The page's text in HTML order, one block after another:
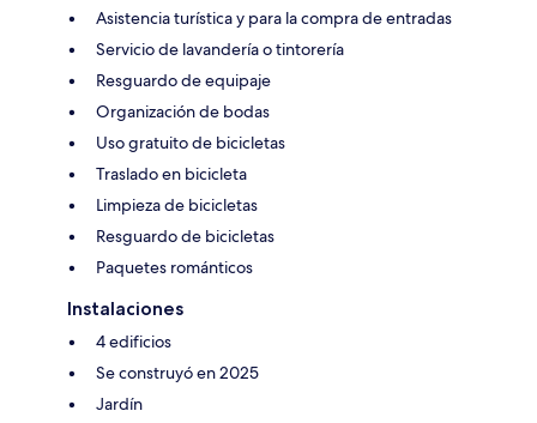
Asistencia turística y para la compra de entradas
Servicio de lavandería o tintorería
Resguardo de equipaje
Organización de bodas
Uso gratuito de bicicletas
Traslado en bicicleta
Limpieza de bicicletas
Resguardo de bicicletas
Paquetes románticos
Instalaciones
4 edificios
Se construyó en 2025
Jardín